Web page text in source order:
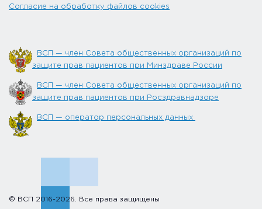
Согласие на обработку файлов cookies
ВСП — член Совета общественных организаций по
защите прав пациентов при Минздраве России
ВСП — член Совета общественных организаций по
защите прав пациентов при Росздравнадзоре
ВСП — оператор персональных данных
© ВСП 2016-2026. Все права защищены